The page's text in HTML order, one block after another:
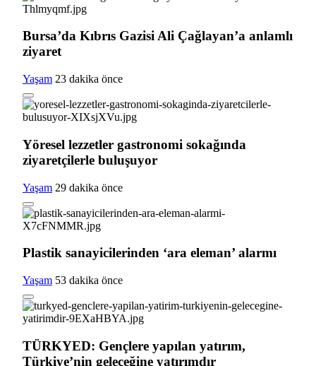
Bursa’da Kıbrıs Gazisi Ali Çağlayan’a anlamlı
ziyaret
Yaşam 23 dakika önce
Yöresel lezzetler gastronomi sokağında
ziyaretçilerle buluşuyor
Yaşam 29 dakika önce
Plastik sanayicilerinden ‘ara eleman’ alarmı
Yaşam 53 dakika önce
TÜRKYED: Gençlere yapılan yatırım,
Türkiye’nin geleceğine yatırımdır